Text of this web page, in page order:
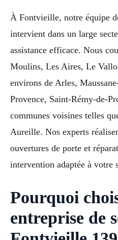
À Fontvieille, notre équipe
intervient dans un large
assistance efficace. Nous
Moulins, Les Aires, Le
environs de Arles,
Provence, Saint-Rémy-de-
communes voisines telles
Aureille. Nos experts
ouvertures de porte et
intervention adaptée à votre
Pourquoi
entreprise de